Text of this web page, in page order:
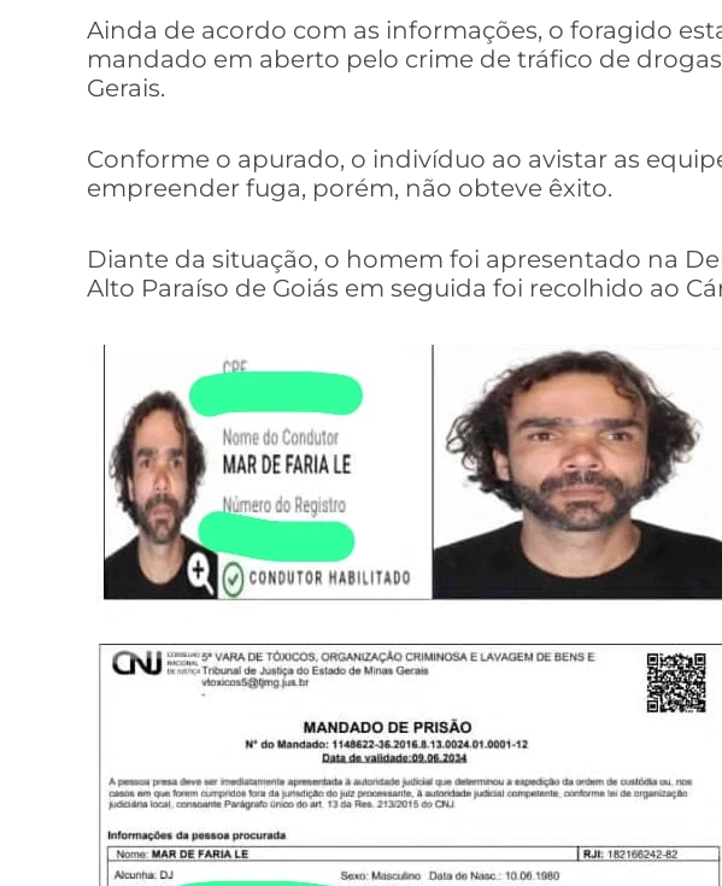
Ainda de acordo com as informações, o foragido
mandado em aberto pelo crime de tráfico de
Gerais.
Conforme o apurado, o indivíduo ao avistar as
empreender fuga, porém, não obteve êxito.
Diante da situação, o homem foi apresentado na
Alto Paraíso de Goiás em seguida foi recolhido ao